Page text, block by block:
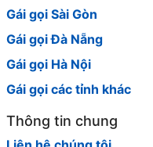
Gái gọi Sài Gòn
Gái gọi Đà Nẵng
Gái gọi Hà Nội
Gái gọi các tỉnh khác
Thông tin chung